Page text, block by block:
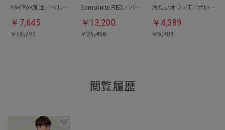
YAK PAK別注／ヘルメットバッグ
￥ 7,645
￥15,290
Samsonite RED／バックパック
￥ 13,200
￥26,400
冷たいオフィT／ポロシャツ
￥ 4,389
￥5,489
閲覧履歴